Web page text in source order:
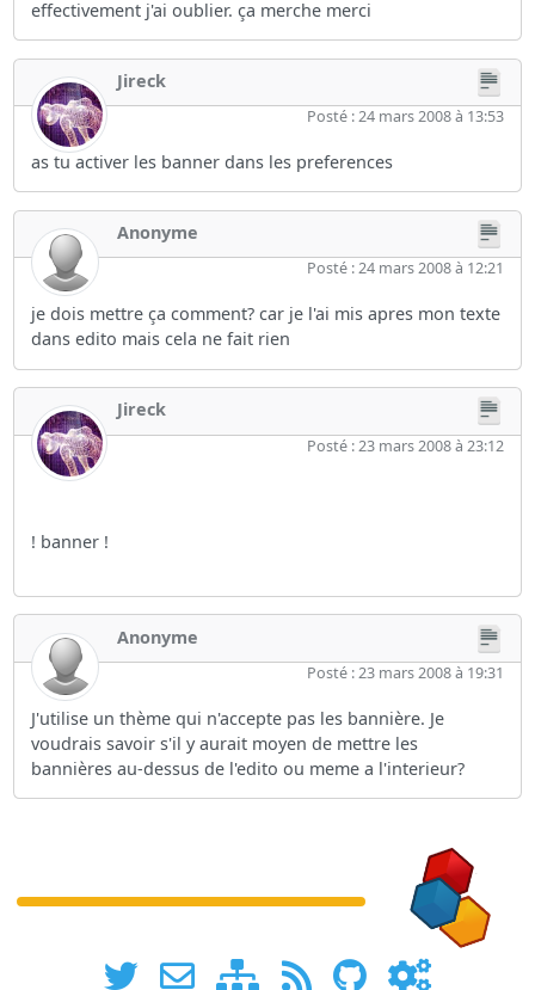
effectivement j'ai oublier. ça merche merci
Jireck
Posté : 24 mars 2008 à 13:53
as tu activer les banner dans les preferences
Anonyme
Posté : 24 mars 2008 à 12:21
je dois mettre ça comment? car je l'ai mis apres mon texte
dans edito mais cela ne fait rien
Jireck
Posté : 23 mars 2008 à 23:12
! banner !
Anonyme
Posté : 23 mars 2008 à 19:31
J'utilise un thème qui n'accepte pas les bannière. Je
voudrais savoir s'il y aurait moyen de mettre les
bannières au-dessus de l'edito ou meme a l'interieur?